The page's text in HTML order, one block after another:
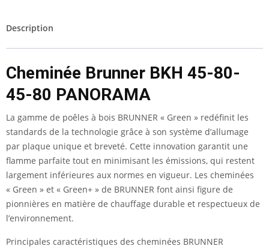
Description
Cheminée Brunner BKH 45-80-
45-80 PANORAMA
La gamme de poêles à bois BRUNNER « Green » redéfinit les
standards de la technologie grâce à son système d’allumage
par plaque unique et breveté. Cette innovation garantit une
flamme parfaite tout en minimisant les émissions, qui restent
largement inférieures aux normes en vigueur. Les cheminées
« Green » et « Green+ » de BRUNNER font ainsi figure de
pionnières en matière de chauffage durable et respectueux de
l’environnement.
Principales caractéristiques des cheminées BRUNNER